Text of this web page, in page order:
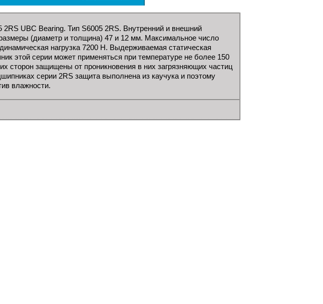
UBC Bearing. Тип S6005 2RS. Внутренний и внешний
(диаметр и толщина) 47 и 12 мм. Максимальное число
нагрузка 7200 Н. Выдерживаемая статическая
этой серии может применяться при температуре не более 150
сторон защищены от проникновения в них загрязняющих частиц
серии 2RS защита выполнена из каучука и поэтому
влажности.